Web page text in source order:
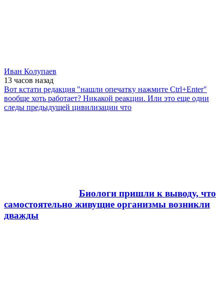
Иван Колупаев
13 часов назад
Вот кстати редакция "нашли опечатку нажмите Ctrl+Enter"
вообще хоть работает? Никакой реакции. Или это еще одни
следы предыдущей цивилизации что
Биологи пришли к выводу, что
самостоятельно живущие организмы возникли
дважды